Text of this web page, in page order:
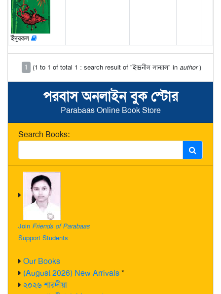
পরবাস অনলাইন বুক স্টোর
Parabaas Online Book Store
Search Books:
Join Friends of Parabaas
Support Students
Our Books
(August 2026) New Arrivals*
২০২৬ শারদীয়া
ইঁদুরকল
1 (1 to 1 of total 1 : search result of "ইন্দ্রনীল সান্যাল" in author)